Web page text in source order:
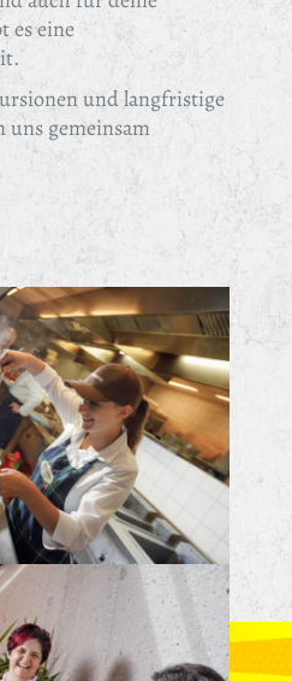
es eine
und langfristige
uns gemeinsam